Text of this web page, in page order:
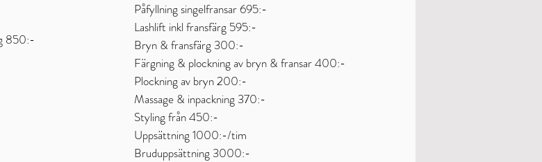
850:-
Påfyllning singelfransar 695:-
Lashlift inkl fransfärg 595:-
Bryn & fransfärg 300:-
Färgning & plockning av bryn & fransar 400:-
Plockning av bryn 200:-
Massage & inpackning 370:-
Styling från 450:-
Uppsättning 1000:-/tim
Bruduppsättning 3000:-